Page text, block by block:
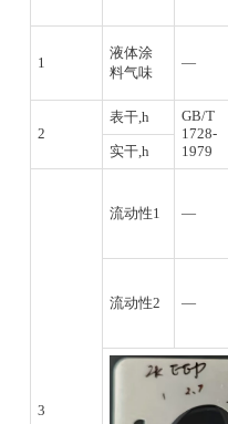
1
液体涂
料气味
—
2
表干,h
GB/T
1728-
1979
实干,h
3
流动性1 —
流动性2 —